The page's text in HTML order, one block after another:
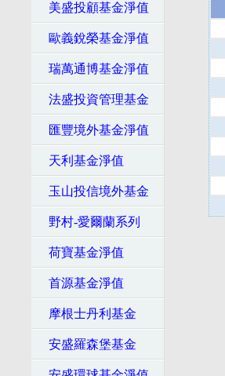
美盛投顧基金淨值
歐義銳榮基金淨值
瑞萬通博基金淨值
法盛投資管理基金
匯豐境外基金淨值
天利基金淨值
玉山投信境外基金
野村-愛爾蘭系列
荷寶基金淨值
首源基金淨值
摩根士丹利基金
安盛羅森堡基金